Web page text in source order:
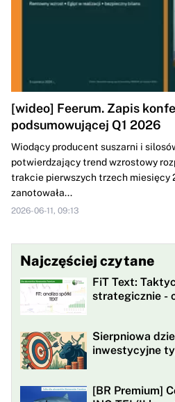
[wideo] Feerum. Zapis
podsumowującej Q1 2026
Wiodący producent suszarni i
potwierdzający trend wzrostowy
trakcie pierwszych trzech miesięcy
zanotowała...
2026-06-11, 09:13
Najczęściej czytane
FiT Text:
strategicznie -
Sierpniowa
inwestycyjne
[BR Premium]